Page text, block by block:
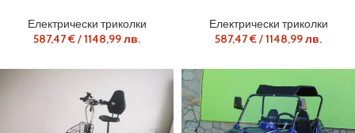
Електрически триколки
587,47€/1148,99лв.
Електрически триколки
587,47€/1148,99лв.